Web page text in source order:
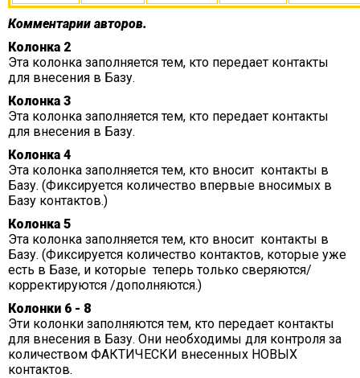
Комментарии авторов.
Колонка 2
Эта колонка заполняется тем, кто передает контакты
для внесения в Базу.
Колонка 3
Эта колонка заполняется тем, кто передает контакты
для внесения в Базу.
Колонка 4
Эта колонка заполняется тем, кто вносит контакты в
Базу. (Фиксируется количество впервые вносимых в
Базу контактов.)
Колонка 5
Эта колонка заполняется тем, кто вносит контакты в
Базу. (Фиксируется количество контактов, которые уже
есть в Базе, и которые теперь только сверяются/
корректируются /дополняются.)
Колонки 6 - 8
Эти колонки заполняются тем, кто передает контакты
для внесения в Базу. Они необходимы для контроля за
количеством ФАКТИЧЕСКИ внесенных НОВЫХ
контактов.